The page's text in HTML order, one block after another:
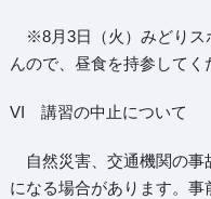
※8月3日（火）みどりス
んので、昼食を持参してく
VI 講習の中止について
自然災害、交通機関の事
になる場合があります。